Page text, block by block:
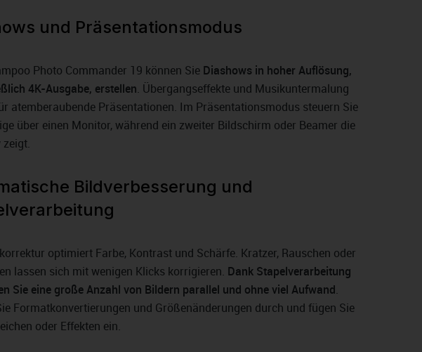
und Präsentationsmodus
Photo Commander 19 können Sie Diashows in hoher Auflösung,
4K-Ausgabe, erstellen. Übergangseffekte und Musikuntermalung
atemberaubende Präsentationen. Im Präsentationsmodus steuern Sie
über einen Monitor, während ein zweiter Bildschirm oder Beamer die
zeigt.
Bildverbesserung und
optimiert Farbe, Kontrast und Schärfe. Kratzer, Rauschen oder
lassen sich mit wenigen Klicks korrigieren. Dank Stapelverarbeitung
Sie eine große Anzahl von Bildern parallel und ohne viel Aufwand.
Formatkonvertierungen und Größenänderungen durch und fügen Sie
oder Effekten ein.